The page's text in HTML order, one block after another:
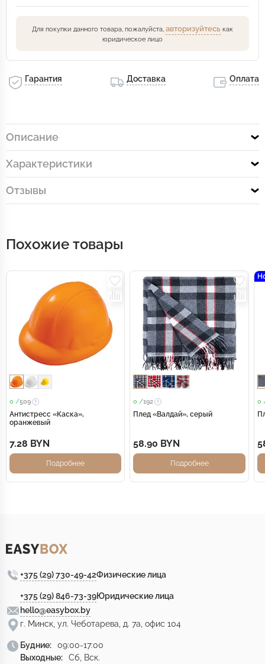
Для покупки данного товара, пожалуйста, авторизуйтесь как
юридическое лицо
Гарантия Доставка Оплата
Описание
Характеристики
Отзывы
Похожие товары
0 /509
Антистресс «Каска»,
оранжевый
7.28 BYN
Подробнее
0 /192
Плед «Валдай», серый
58.90 BYN
Подробнее
0
+375 (29) 730-49-42Физические лица
+375 (29) 846-73-39Юридические лица
hello@easybox.by
г. Минск, ул. Чеботарева, д. 7а, офис 104
Будние:
09:00-17:00
Выходные:
Сб, Вск.